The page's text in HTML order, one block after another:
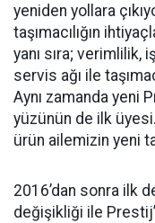
yeniden yollara
taşımacılığın
yanı sıra;
servis ağı ile
Aynı zamanda yeni
yüzünün de ilk
ürün ailemizin yeni
2016’dan sonra ilk
değişikliği ile